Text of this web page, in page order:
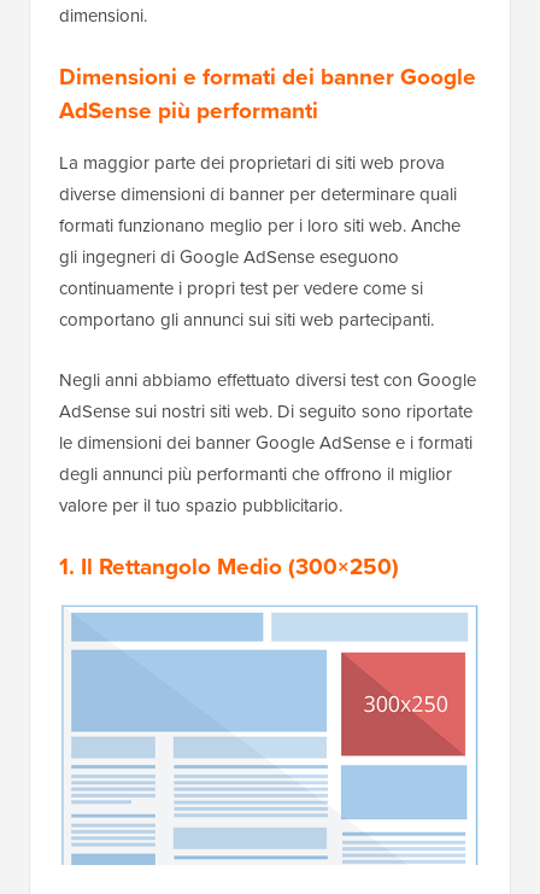
dimensioni.
Dimensioni e formati dei banner Google
AdSense più performanti
La maggior parte dei proprietari di siti web prova
diverse dimensioni di banner per determinare quali
formati funzionano meglio per i loro siti web. Anche
gli ingegneri di Google AdSense eseguono
continuamente i propri test per vedere come si
comportano gli annunci sui siti web partecipanti.
Negli anni abbiamo effettuato diversi test con Google
AdSense sui nostri siti web. Di seguito sono riportate
le dimensioni dei banner Google AdSense e i formati
degli annunci più performanti che offrono il miglior
valore per il tuo spazio pubblicitario.
1. Il Rettangolo Medio (300×250)